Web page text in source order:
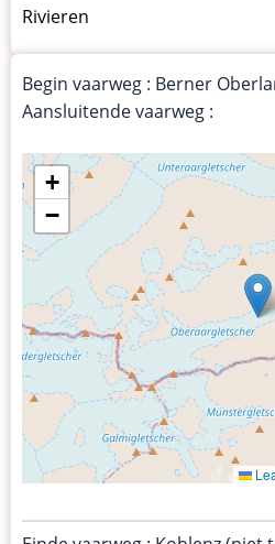
Rivieren
Begin vaarweg : Berner
Aansluitende vaarweg :
+
−